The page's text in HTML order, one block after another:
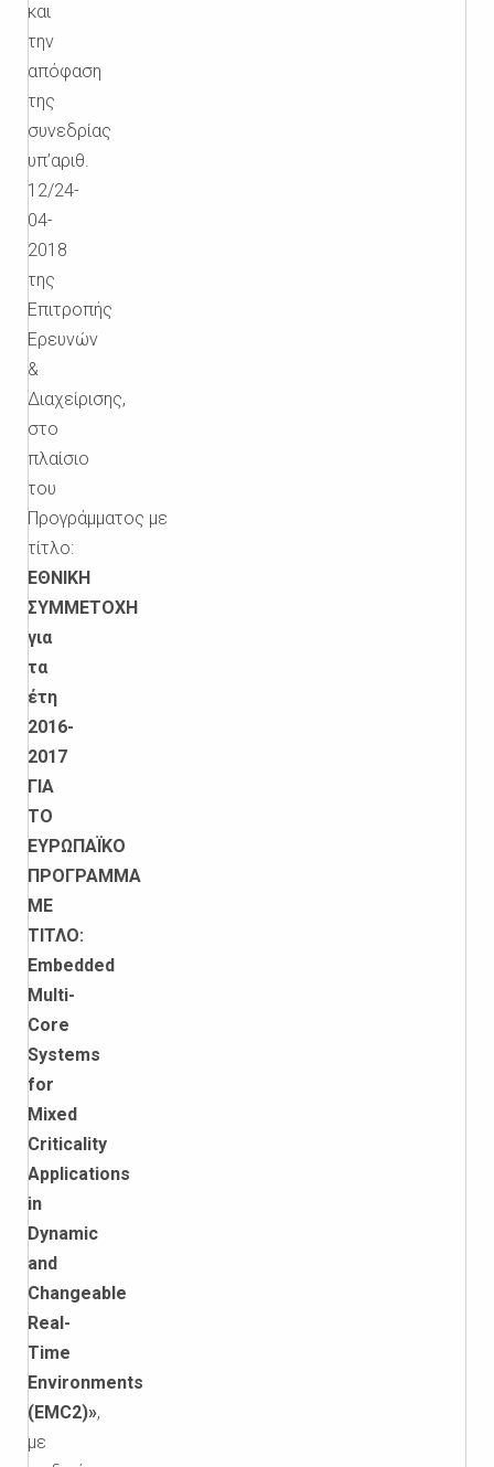
και
την
απόφαση
της
συνεδρίας
υπ’αριθ.
12/24-
04-
2018
της
Επιτροπής
Ερευνών
&
Διαχείρισης,
στο
πλαίσιο
του
Προγράμματος με
τίτλο:
ΕΘΝΙΚΗ
ΣΥΜΜΕΤΟΧΗ
για
τα
έτη
2016-
2017
ΓΙΑ
ΤΟ
ΕΥΡΩΠΑΪΚΟ
ΠΡΟΓΡΑΜΜΑ
ΜΕ
ΤΙΤΛΟ:
Embedded
Multi-
Core
Systems
for
Mixed
Criticality
Applications
in
Dynamic
and
Changeable
Real-
Time
Environments
(EMC2)»,
με